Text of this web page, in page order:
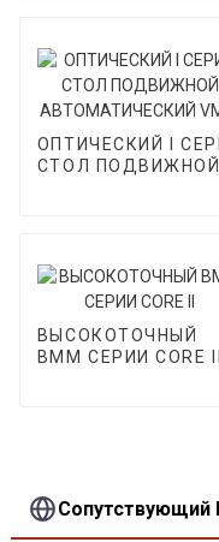
ОПТИЧЕСКИЙ I
СТОЛ ПОДВИЖНОЙ
ВЫСОКОТОЧНЫЙ
ВММ СЕРИИ CORE II
Сопутствующий